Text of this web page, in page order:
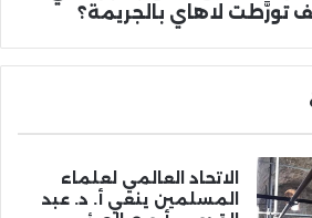
تورَّطت لاهاي بالجريمة؟
الاتحاد العالمي لعلماء
المسلمين ينعي أ. د. عبد